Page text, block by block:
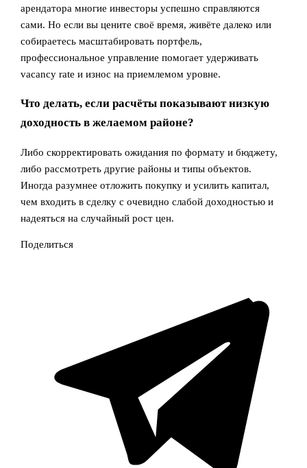
арендатора многие инвесторы успешно справляются
сами. Но если вы цените своё время, живёте далеко или
собираетесь масштабировать портфель,
профессиональное управление помогает удерживать
vacancy rate и износ на приемлемом уровне.
Что делать, если расчёты показывают низкую
доходность в желаемом районе?
Либо скорректировать ожидания по формату и бюджету,
либо рассмотреть другие районы и типы объектов.
Иногда разумнее отложить покупку и усилить капитал,
чем входить в сделку с очевидно слабой доходностью и
надеяться на случайный рост цен.
Поделиться